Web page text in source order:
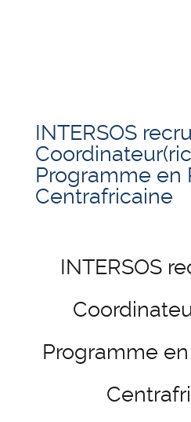
INTERSOS
Programme en
Centrafricaine
INTERSOS
Programme